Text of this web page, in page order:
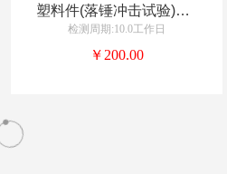
塑料件(落锤冲击试验)技术服务
检测周期:10.0工作日
￥200.00